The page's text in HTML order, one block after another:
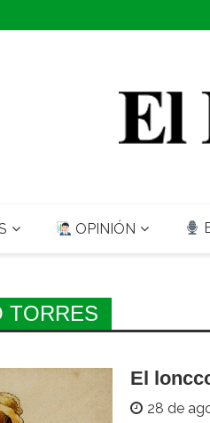
OPINIÓN
TORRES
El
28 de